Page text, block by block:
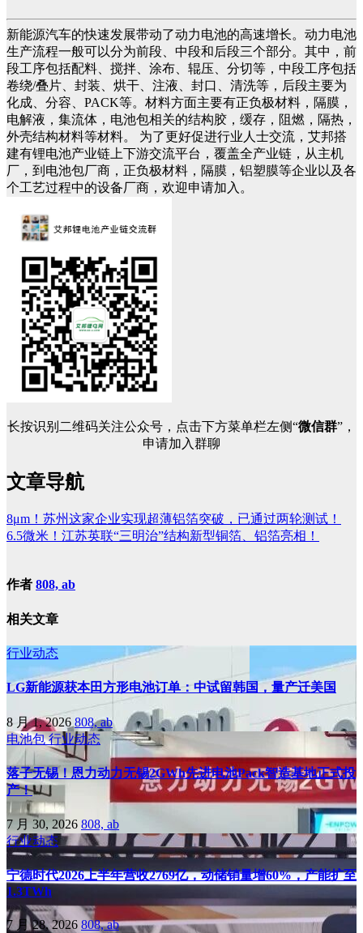
新能源汽车的快速发展带动了动力电池的高速增长。动力电池
生产流程一般可以分为前段、中段和后段三个部分。其中，前
段工序包括配料、搅拌、涂布、辊压、分切等，中段工序包括
卷绕/叠片、封装、烘干、注液、封口、清洗等，后段主要为
化成、分容、PACK等。材料方面主要有正负极材料，隔膜，
电解液，集流体，电池包相关的结构胶，缓存，阻燃，隔热，
外壳结构材料等材料。 为了更好促进行业人士交流，艾邦搭
建有锂电池产业链上下游交流平台，覆盖全产业链，从主机
厂，到电池包厂商，正负极材料，隔膜，铝塑膜等企业以及各
个工艺过程中的设备厂商，欢迎申请加入。
长按识别二维码关注公众号，点击下方菜单栏左侧“微信群”，
申请加入群聊
文章导航
8μm！苏州这家企业实现超薄铝箔突破，已通过两轮测试！
6.5微米！江苏英联“三明治”结构新型铜箔、铝箔亮相！
作者 808, ab
相关文章
行业动态
LG新能源获本田方形电池订单：中试留韩国，量产迁美国
8 月 1, 2026 808, ab
电池包行业动态
落子无锡！恩力动力无锡2GWh先进电池Pack智造基地正式投
产！
7 月 30, 2026 808, ab
行业动态
宁德时代2026上半年营收2769亿，动储销量增60%，产能扩至
1.3TWh
7 月 28, 2026 808, ab